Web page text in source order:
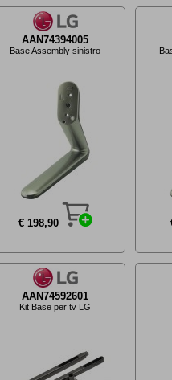
AAN74394005
Base Assembly sinistro
€ 198,90
AAN74592601
Kit Base per tv LG